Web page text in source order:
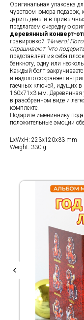
Оригинальная упаковка
чувством юмора подарок,
дарить деньги в
предлагаем очередную
деревянный конверт-
гравировкой "Ничего!
спрашивают "что
представляет из себя
банкноту, одну или
Каждый болт
и надолго сохраняет
гаечных ключей, идущих в
160х71х3 мм. Деревянная
в разобранном виде и
комплекте.
Подарите имениннику
положительные эмоции
LxWxH: 223x120x33 mm
Weight: 330 g